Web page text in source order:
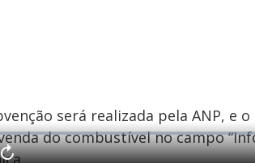
será realizada pela ANP, e
do combustível no campo